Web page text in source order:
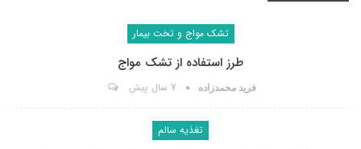
تشک مواج و تخت بیمار
طرز استفاده از تشک مواج
فرید محمدزاده 7 سال پیش
تغذیه سالم